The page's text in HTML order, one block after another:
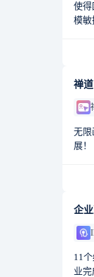
使得
模敏
禅
无限
展！
企
11
业完